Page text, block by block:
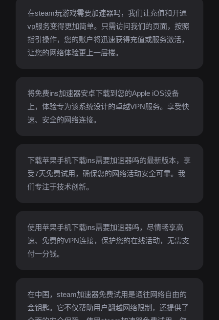
在steam玩游戏需要加速器吗，我们让充值和开通
vp服务变得更加简单。只需访问我们的页面，按照
指引操作，您的账户将迅速获得充值或服务激活，
让您的网络体验更上一层楼。
将免费ins加速器安卓下载到您的Apple iOS设备
上，体验专为该系统设计的卓越VPN服务。享受快
速、安全的网络连接。
下载苹果手机下载ins需要加速器吗的最新版本，享
受7天免费试用，确保您的网络活动安全可靠。我
们专注于技术创新。
使用苹果手机下载ins需要加速器吗，尽情畅享高
速、免费的VPN连接，保护您的在线活动，无需支
付一分钱。
在中国，steam加速器免费试用是通往网络自由的
金钥匙。它不仅帮助用户翻越网络限制，还提供了